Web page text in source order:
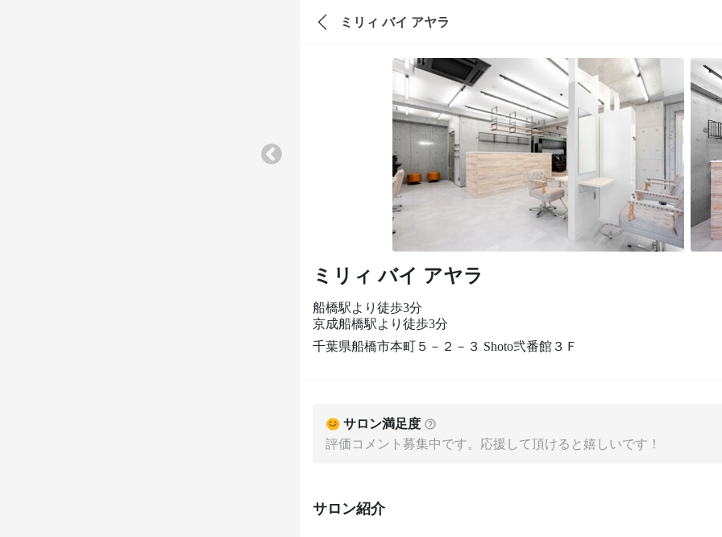
ミリィ バイ アヤラ
ミリィ バイ アヤラ
船橋駅より徒歩3分
京成船橋駅より徒歩3分
千葉県船橋市本町５－２－３ Shoto弐番館３Ｆ
サロン満足度
評価コメント募集中です。応援して頂けると嬉しいです！
サロン紹介